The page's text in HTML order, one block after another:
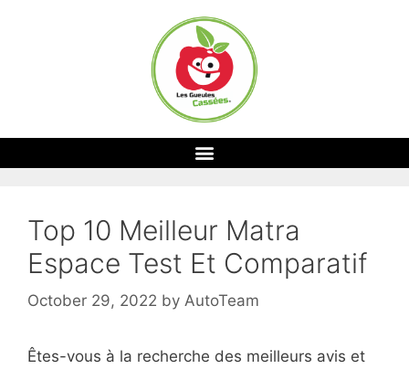
Top 10 Meilleur Matra
Espace Test Et Comparatif
October 29, 2022 by AutoTeam
Êtes-vous à la recherche des meilleurs avis et